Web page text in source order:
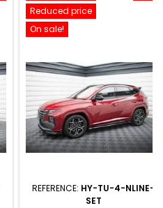
Reduced price
On sale!
REFERENCE: HY-TU-4-NLINE-
SET